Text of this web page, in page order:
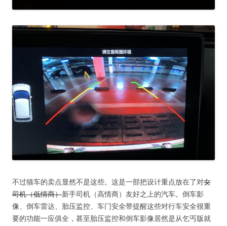
不过猫车的卖点显然不是这些。这是一部把设计重点放在了对女
司机（低情商）新手司机（高情商）友好之上的汽车。倒车影
像、倒车雷达、胎压监控、车门安全带提醒这些对行车安全很重
要的功能一应俱全，甚至胎压监控和倒车影像居然是从乞丐版就